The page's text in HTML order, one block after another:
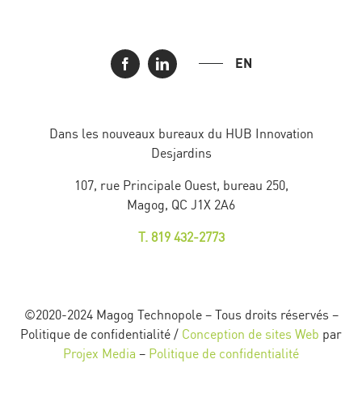
EN
Dans les nouveaux bureaux du HUB Innovation
Desjardins
107, rue Principale Ouest, bureau 250,
Magog, QC J1X 2A6
T. 819 432-2773
©2020-2024 Magog Technopole – Tous droits réservés –
Politique de confidentialité / Conception de sites Web par
Projex Media – Politique de confidentialité